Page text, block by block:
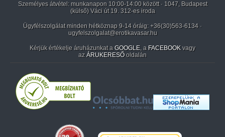
Személyes átvétel: munkanapon 10:00-14:00 között · 1047, Budapest
(külső) Váci út 19. 312-es iroda
Ügyfélszolgálat minden hétköznap 9-14 óráig: +36(30)563-6134 ·
ugyfelszolgalat@erotikavasar.hu
Kérjük értékelje áruházunkat a GOOGLE, a FACEBOOK vagy
az ÁRUKERESŐ oldalán